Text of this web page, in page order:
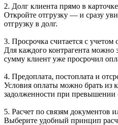
2. Долг клиента прямо в
Откройте отгрузку — и сразу
отгрузку в долг.
3. Просрочка считается с учетом
Для каждого контрагента
сумму клиент уже просрочил
4. Предоплата, постоплата и
Условия оплаты можно брать из
задолженности при превышении
5. Расчет по связям документов
Выберите удобный принцип